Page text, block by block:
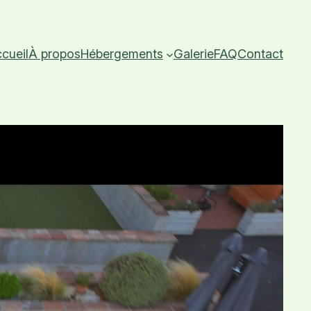
À proposHébergements GalerieFAQContact